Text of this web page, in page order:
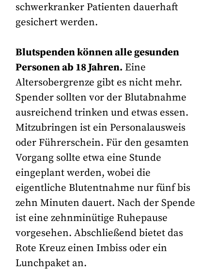
schwerkranker Patienten dauerhaft
gesichert werden.
Blutspenden können alle gesunden
Personen ab 18 Jahren. Eine
Altersobergrenze gibt es nicht mehr.
Spender sollten vor der Blutabnahme
ausreichend trinken und etwas essen.
Mitzubringen ist ein Personalausweis
oder Führerschein. Für den gesamten
Vorgang sollte etwa eine Stunde
eingeplant werden, wobei die
eigentliche Blutentnahme nur fünf bis
zehn Minuten dauert. Nach der Spende
ist eine zehnminütige Ruhepause
vorgesehen. Abschließend bietet das
Rote Kreuz einen Imbiss oder ein
Lunchpaket an.